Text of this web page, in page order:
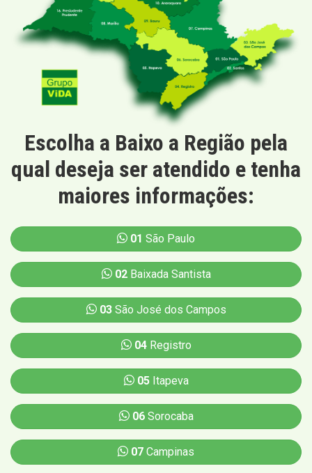
Escolha a Baixo a Região pela
qual deseja ser atendido e tenha
maiores informações:
01 São Paulo
02Baixada Santista
03São José dos Campos
04Registro
05Itapeva
06Sorocaba
07 Campinas